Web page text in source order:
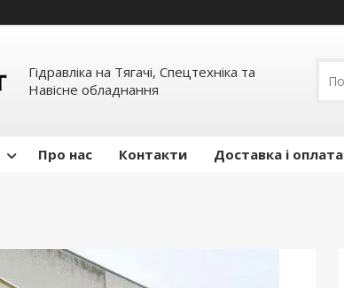
Гідравліка на Тягачі, Спецтехніка та
Навісне обладнання
Про нас Контакти Доставка і оплата